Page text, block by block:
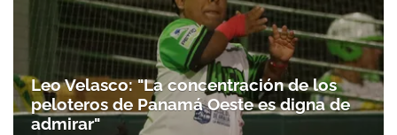
Leo Velasco: "La concentración de los
peloteros de Panamá Oeste es digna de
admirar"